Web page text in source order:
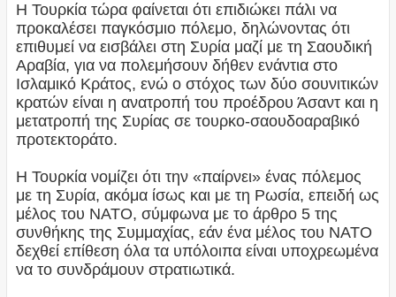
Η Τουρκία τώρα φαίνεται ότι επιδιώκει πάλι να
προκαλέσει παγκόσμιο πόλεμο, δηλώνοντας ότι
επιθυμεί να εισβάλει στη Συρία μαζί με τη Σαουδική
Αραβία, για να πολεμήσουν δήθεν ενάντια στο
Ισλαμικό Κράτος, ενώ ο στόχος των δύο σουνιτικών
κρατών είναι η ανατροπή του προέδρου Άσαντ και η
μετατροπή της Συρίας σε τουρκο-σαουδοαραβικό
προτεκτοράτο.
Η Τουρκία νομίζει ότι την «παίρνει» ένας πόλεμος
με τη Συρία, ακόμα ίσως και με τη Ρωσία, επειδή ως
μέλος του ΝΑΤΟ, σύμφωνα με το άρθρο 5 της
συνθήκης της Συμμαχίας, εάν ένα μέλος του ΝΑΤΟ
δεχθεί επίθεση όλα τα υπόλοιπα είναι υποχρεωμένα
να το συνδράμουν στρατιωτικά.